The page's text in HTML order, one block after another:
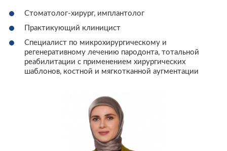
Стоматолог-хирург, имплантолог
Практикующий клиницист
Специалист по микрохирургическому и
регенеративному лечению пародонта, тотальной
реабилитации с применением хирургических
шаблонов, костной и мягкотканной аугментации